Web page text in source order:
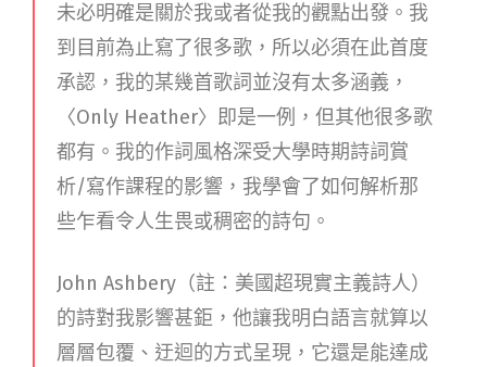
未必明確是關於我或者從我的觀點出發。我
到目前為止寫了很多歌，所以必須在此首度
承認，我的某幾首歌詞並沒有太多涵義，
〈Only Heather〉即是一例，但其他很多歌
都有。我的作詞風格深受大學時期詩詞賞
析/寫作課程的影響，我學會了如何解析那
些乍看令人生畏或稠密的詩句。
John Ashbery（註：美國超現實主義詩人）
的詩對我影響甚鉅，他讓我明白語言就算以
層層包覆、迂迴的方式呈現，它還是能達成